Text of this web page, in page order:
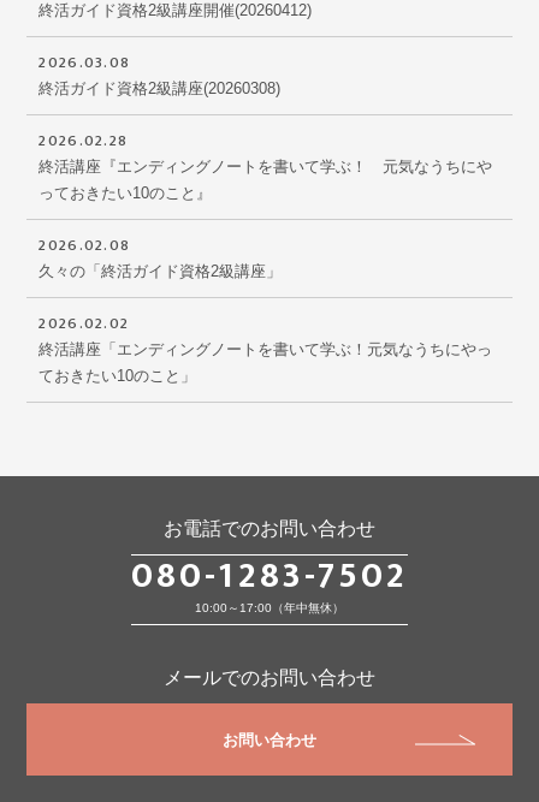
終活ガイド資格2級講座開催(20260412)
2026.03.08
終活ガイド資格2級講座(20260308)
2026.02.28
終活講座『エンディングノートを書いて学ぶ！ 元気なうちにや
っておきたい10のこと』
2026.02.08
久々の「終活ガイド資格2級講座」
2026.02.02
終活講座「エンディングノートを書いて学ぶ！元気なうちにやっ
ておきたい10のこと」
お電話でのお問い合わせ
080-1283-7502
10:00～17:00（年中無休）
メールでのお問い合わせ
お問い合わせ